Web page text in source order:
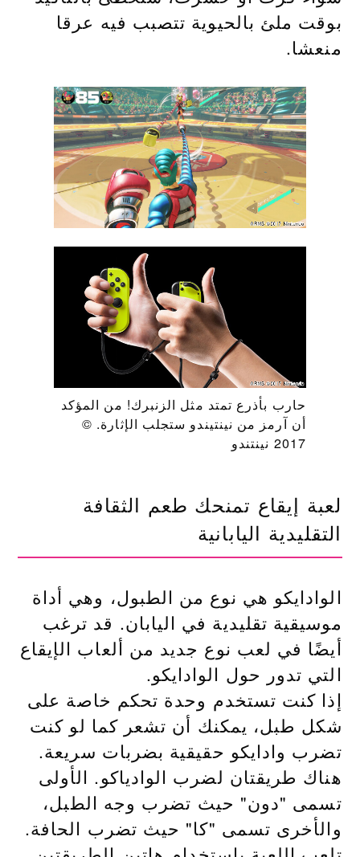
بوقت ملئ بالحيوية تتصبب فيه عرقا
منعشا.
حارب بأذرع تمتد مثل الزنبرك! من المؤكد
أن آرمز من نينتيندو ستجلب الإثارة. ©
2017 نينتندو
لعبة إيقاع تمنحك طعم الثقافة
التقليدية اليابانية
الوادايكو هي نوع من الطبول، وهي أداة
موسيقية تقليدية في اليابان. قد ترغب
أيضًا في لعب نوع جديد من ألعاب الإيقاع
التي تدور حول الوادايكو.
إذا كنت تستخدم وحدة تحكم خاصة على
شكل طبل، يمكنك أن تشعر كما لو كنت
تضرب وادايكو حقيقية بضربات سريعة.
هناك طريقتان لضرب الوادياكو. الأولى
تسمى "دون" حيث تضرب وجه الطبل،
والأخرى تسمى "كا" حيث تضرب الحافة.